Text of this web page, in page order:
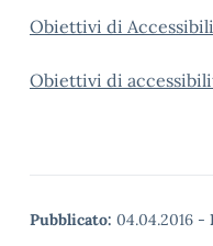
Obiettivi di
Obiettivi di
Pubblicato: 04.04.2016 -